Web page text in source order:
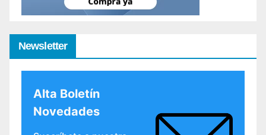
Newsletter
Alta Boletín
Novedades